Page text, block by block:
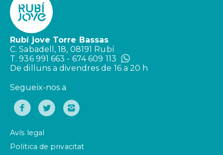
Rubí jove Torre Bassas
C. Sabadell, 18, 08191 Rubí
T. 936 991 663 - 674 609 113
De dilluns a divendres de 16 a 20 h
Segueix-nos a
Avís legal
Política de privacitat